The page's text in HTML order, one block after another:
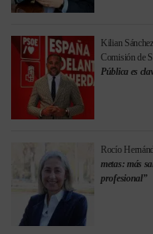
Kilian
Comisión de
Pública es
Rocío
metas: más
profesional”